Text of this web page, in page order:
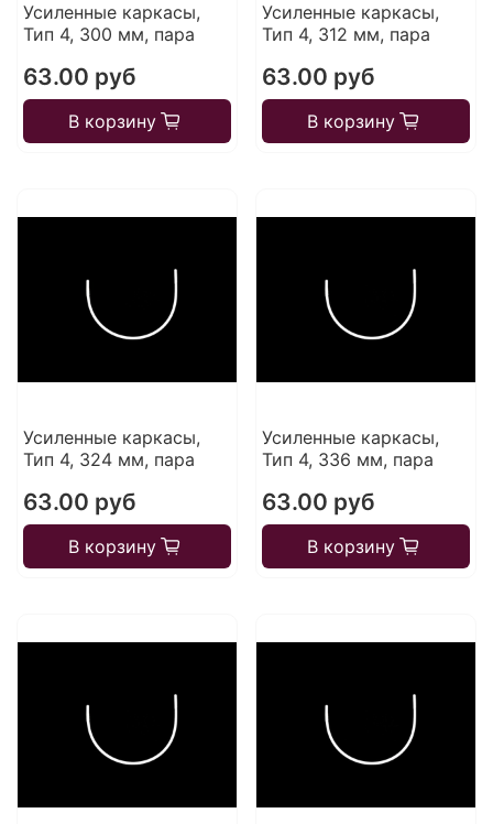
Усиленные каркасы,
Тип 4, 300 мм, пара
63.00 руб
В корзину
Усиленные каркасы,
Тип 4, 312 мм, пара
63.00 руб
В корзину
Усиленные каркасы,
Тип 4, 324 мм, пара
63.00 руб
В корзину
Усиленные каркасы,
Тип 4, 336 мм, пара
63.00 руб
В корзину